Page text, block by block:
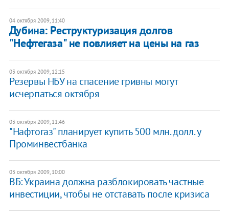
04 октября 2009, 11:40
Дубина: Реструктуризация долгов
"Нефтегаза" не повлияет на цены на газ
03 октября 2009, 12:15
Резервы НБУ на спасение гривны могут
исчерпаться октября
03 октября 2009, 11:46
"Нафтогаз" планирует купить 500 млн. долл. у
Проминвестбанка
03 октября 2009, 10:00
ВБ: Украина должна разблокировать частные
инвестиции, чтобы не отставать после кризиса